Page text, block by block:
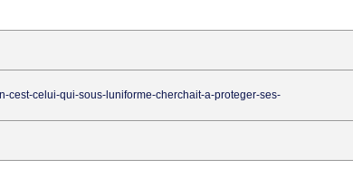
cest-celui-qui-sous-luniforme-cherchait-a-proteger-ses-